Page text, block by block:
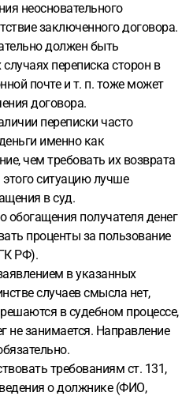
неосновательного
заключенного договора.
должен быть
переписка сторон в
почте и т. п. тоже может
договора.
переписки часто
именно как
чем требовать их возврата
ситуацию лучше
в суд.
обогащения получателя денег
проценты за пользование
РФ).
в указанных
случаев смысла нет,
в судебном процессе,
не занимается. Направление
требованиям ст. 131,
о должнике (ФИО,